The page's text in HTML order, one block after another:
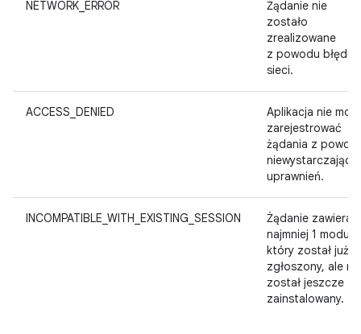
NETWORK_ERROR
Żądanie nie
zostało
zrealizowane
z powodu błędu
sieci.
ACCESS_DENIED
Aplikacja nie
zarejestrować
żądania z
uprawnień.
INCOMPATIBLE_WITH_EXISTING_SESSION
Żądanie zawiera
najmniej 1 moduł,
który został już
zgłoszony, ale nie
został jeszcze
zainstalowany.